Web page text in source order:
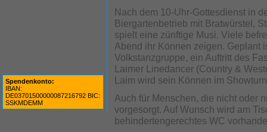
Spendenkonto:
IBAN:
DE03701500000087216792 BIC:
SSKMDEMM
Nach dem 10-Uhr-Gottesdienst in
Biergartenbetrieb mit Bratwürstel,
spielt eine zünftige Musi. Viele
Abend ihr Können zeigen. Geplant
Volkstanzgruppe, ein Auftritt des
Laimer Linedancer (Country &
Laim wird sein Können im
Auch für Menschen, die nicht oder
vorgesorgt. Auf Wunsch wird am
behindertengerechtes WC